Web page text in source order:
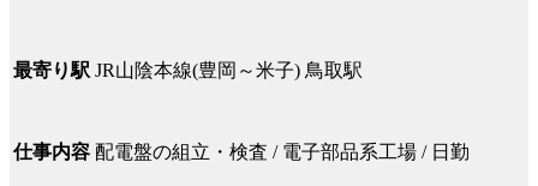
最寄り駅 JR山陰本線(豊岡～米子) 鳥取駅
仕事内容 配電盤の組立・検査 / 電子部品系工場 / 日勤